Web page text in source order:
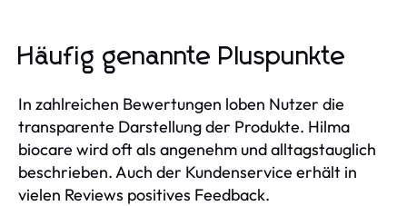
Häufig genannte Pluspunkte
In zahlreichen Bewertungen loben Nutzer die
transparente Darstellung der Produkte. Hilma
biocare wird oft als angenehm und alltagstauglich
beschrieben. Auch der Kundenservice erhält in
vielen Reviews positives Feedback.